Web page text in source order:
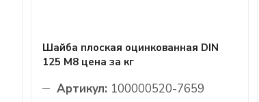
Шайба плоская оцинкованная DIN
125 М8 цена за кг
Артикул: 100000520-7659